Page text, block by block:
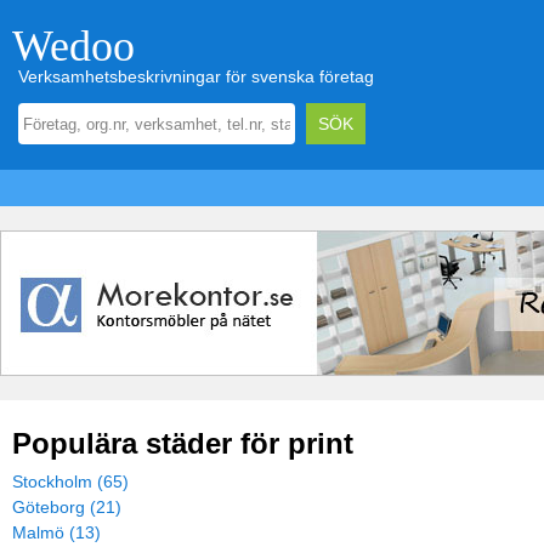
Wedoo
Verksamhetsbeskrivningar för svenska företag
Populära städer för print
Stockholm (65)
Göteborg (21)
Malmö (13)